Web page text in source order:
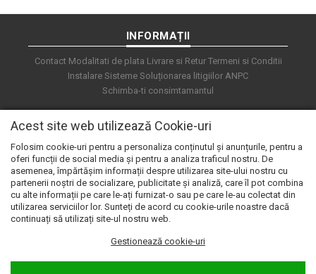
INFORMAȚII
Contact Modalitati de plata Livrare si Retur Termeni si Conditii
Instalare Sisteme Soluționarea litigiilor ANPC
Schimba-ti consimtamantul
Acest site web utilizează Cookie-uri
Folosim cookie-uri pentru a personaliza conținutul și anunțurile, pentru a
oferi funcții de social media și pentru a analiza traficul nostru. De
asemenea, împărtășim informații despre utilizarea site-ului nostru cu
partenerii noștri de socializare, publicitate și analiză, care îl pot combina
cu alte informații pe care le-ați furnizat-o sau pe care le-au colectat din
utilizarea serviciilor lor. Sunteți de acord cu cookie-urile noastre dacă
continuați să utilizați site-ul nostru web.
Gestionează cookie-uri